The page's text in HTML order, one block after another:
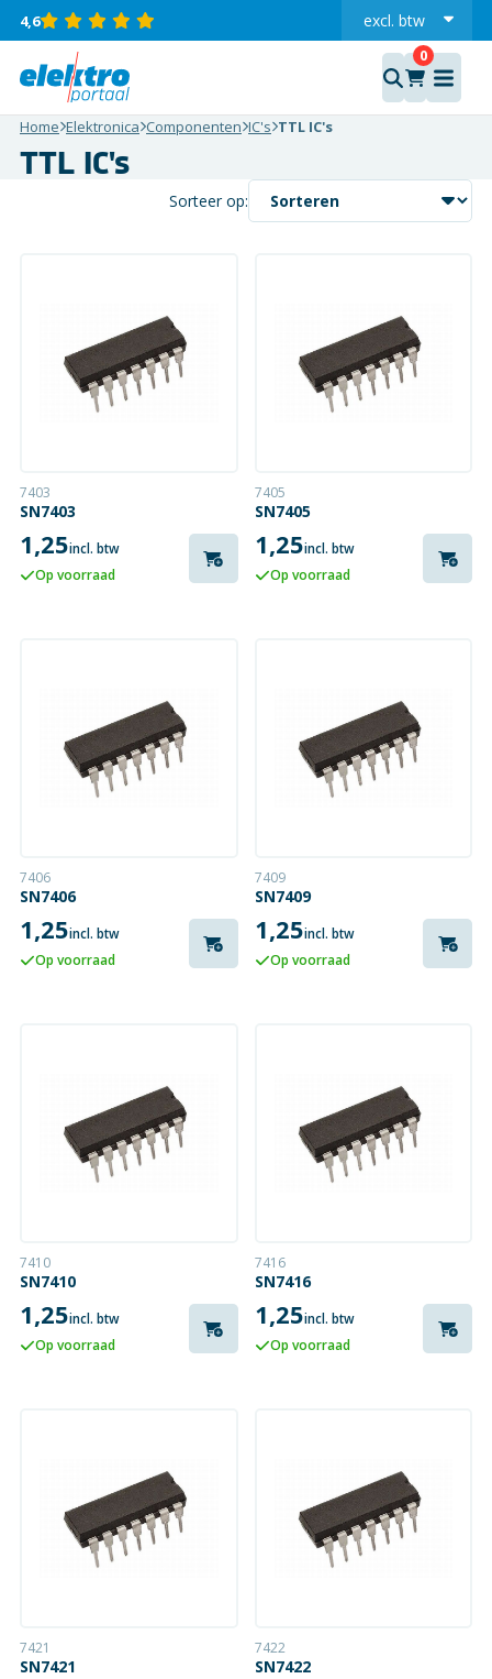
4,6 excl. btw
incl.
Home Elektronica Componenten IC's TTL IC's
TTL IC's
Sorteer op:
7403
SN7403
1,25incl. btw
Op voorraad
7405
SN7405
1,25incl. btw
Op voorraad
7406
SN7406
1,25incl. btw
Op voorraad
7409
SN7409
1,25incl. btw
Op voorraad
7410
SN7410
1,25incl. btw
Op voorraad
7416
SN7416
1,25incl. btw
Op voorraad
7421
SN7421
7422
SN7422